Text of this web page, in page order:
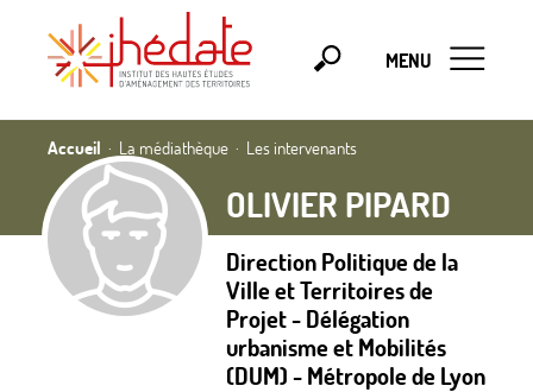
MENU
Accueil La médiathèque Les intervenants
OLIVIER PIPARD
Direction Politique de la
Ville et Territoires de
Projet - Délégation
urbanisme et Mobilités
(DUM) - Métropole de Lyon